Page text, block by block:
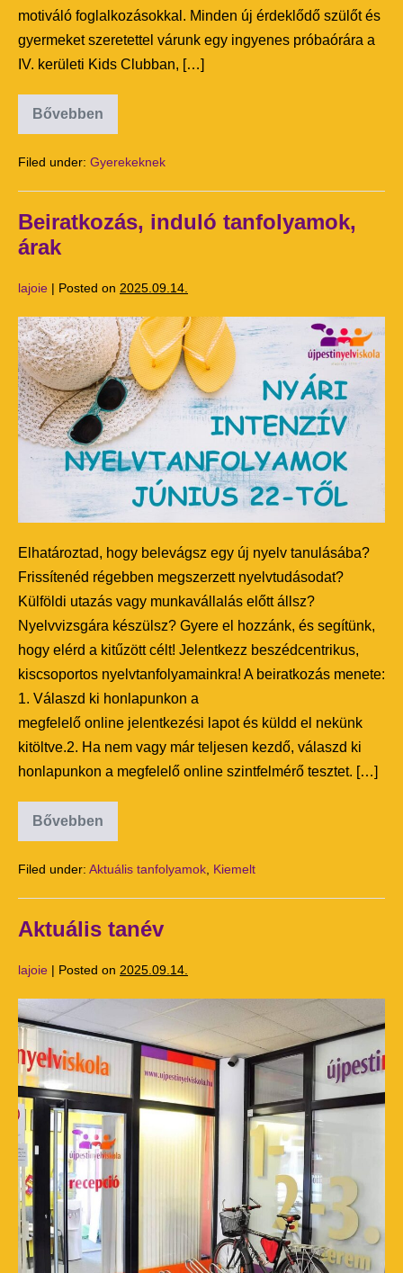
motiváló foglalkozásokkal. Minden új érdeklődő szülőt és
gyermeket szeretettel várunk egy ingyenes próbaórára a
IV. kerületi Kids Clubban, […]
Bővebben
Filed under: Gyerekeknek
Beiratkozás, induló tanfolyamok,
árak
lajoie | Posted on 2025.09.14.
Elhatároztad, hogy belevágsz egy új nyelv tanulásába?
Frissítenéd régebben megszerzett nyelvtudásodat?
Külföldi utazás vagy munkavállalás előtt állsz?
Nyelvvizsgára készülsz? Gyere el hozzánk, és segítünk,
hogy elérd a kitűzött célt! Jelentkezz beszédcentrikus,
kiscsoportos nyelvtanfolyamainkra! A beiratkozás menete:
1. Válaszd ki honlapunkon a
megfelelő online jelentkezési lapot és küldd el nekünk
kitöltve.2. Ha nem vagy már teljesen kezdő, válaszd ki
honlapunkon a megfelelő online szintfelmérő tesztet. […]
Bővebben
Filed under: Aktuális tanfolyamok, Kiemelt
Aktuális tanév
lajoie | Posted on 2025.09.14.